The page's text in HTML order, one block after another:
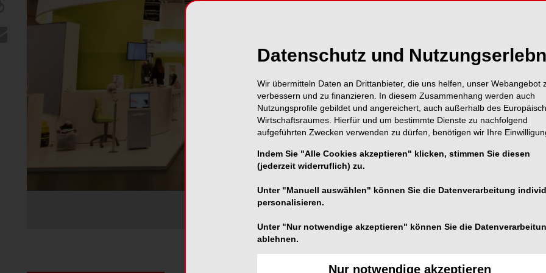
1/
Datenschutz und
Wir übermitteln Daten an Drittanbieter, die uns helfen, unser Webangebot
verbessern und zu finanzieren. In diesem Zusammenhang werden auch
Nutzungsprofile gebildet und angereichert, auch außerhalb des
Wirtschaftsraumes. Hierfür und um bestimmte Dienste zu nachfolgend
aufgeführten Zwecken verwenden zu dürfen, benötigen wir Ihre
Indem Sie "Alle Cookies akzeptieren" klicken, stimmen Sie diesen
(jederzeit widerruflich) zu.
Unter "Manuell auswählen" können Sie die Datenverarbeitung
personalisieren.
Unter "Nur notwendige akzeptieren" können Sie die
ablehnen.
Nur notwendige akzeptieren